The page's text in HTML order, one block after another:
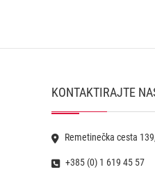
KONTAKTIRAJTE
Remetinečka cesta
+385 (0) 1 619 45 57